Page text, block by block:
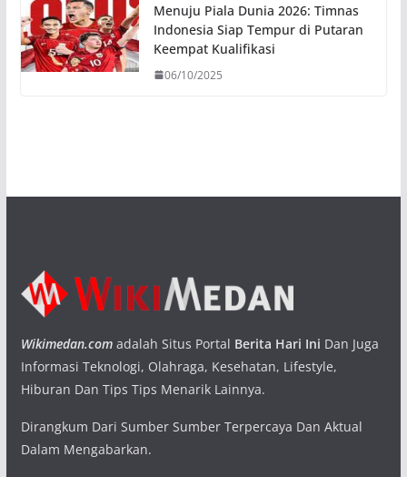
Menuju Piala Dunia 2026: Timnas
Indonesia Siap Tempur di Putaran
Keempat Kualifikasi
06/10/2025
Wikimedan.comadalah Situs Portal Berita Hari Ini Dan Juga
Informasi Teknologi, Olahraga, Kesehatan, Lifestyle,
Hiburan Dan Tips Tips Menarik Lainnya.
Dirangkum Dari Sumber Sumber Terpercaya Dan Aktual
Dalam Mengabarkan.